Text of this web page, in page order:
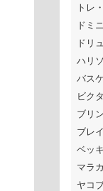
トレ
ドミ
ドリ
ハリ
バス
ビク
ブリ
ブレ
ベッ
マラ
ヤコ